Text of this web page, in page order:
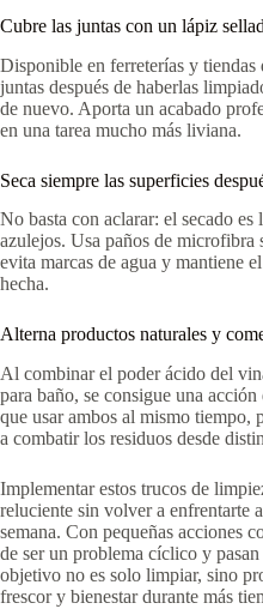
Cubre las juntas con un lápiz
Disponible en ferreterías y
juntas después de haberlas
de nuevo. Aporta un acabado
en una tarea mucho más liviana.
Seca siempre las superficies
No basta con aclarar: el secado
azulejos. Usa paños de microfibra
evita marcas de agua y mantiene
hecha.
Alterna productos naturales y
Al combinar el poder ácido del
para baño, se consigue una
que usar ambos al mismo tiempo,
a combatir los residuos desde
Implementar estos trucos de
reluciente sin volver a enfrentarte
semana. Con pequeñas acciones
de ser un problema cíclico y
objetivo no es solo limpiar, sino
frescor y bienestar durante más